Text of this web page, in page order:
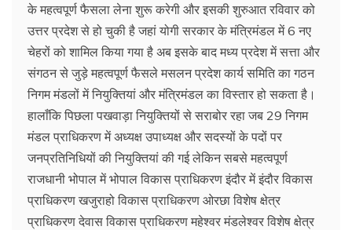
के महत्वपूर्ण फैसला लेना शुरू करेगी और इसकी शुरुआत रविवार को
उत्तर प्रदेश से हो चुकी है जहां योगी सरकार के मंत्रिमंडल में 6 नए
चेहरों को शामिल किया गया है अब इसके बाद मध्य प्रदेश में सत्ता और
संगठन से जुड़े महत्वपूर्ण फैसले मसलन प्रदेश कार्य समिति का गठन
निगम मंडलों में नियुक्तियां और मंत्रिमंडल का विस्तार हो सकता है।
हालाँकि पिछला पखवाड़ा नियुक्तियों से सराबोर रहा जब 29 निगम
मंडल प्राधिकरण में अध्यक्ष उपाध्यक्ष और सदस्यों के पदों पर
जनप्रतिनिधियों की नियुक्तियां की गई लेकिन सबसे महत्वपूर्ण
राजधानी भोपाल में भोपाल विकास प्राधिकरण इंदौर में इंदौर विकास
प्राधिकरण खजुराहो विकास प्राधिकरण ओरछा विशेष क्षेत्र
प्राधिकरण देवास विकास प्राधिकरण महेश्वर मंडलेश्वर विशेष क्षेत्र